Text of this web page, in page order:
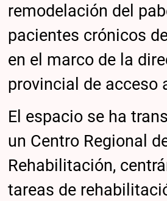
remodelación del
pacientes crónicos
en el marco de la
provincial de acceso
El espacio se ha
un Centro Regional
Rehabilitación,
tareas de